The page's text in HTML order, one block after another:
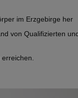
im Erzgebirge her
von Qualifizierten
erreichen.